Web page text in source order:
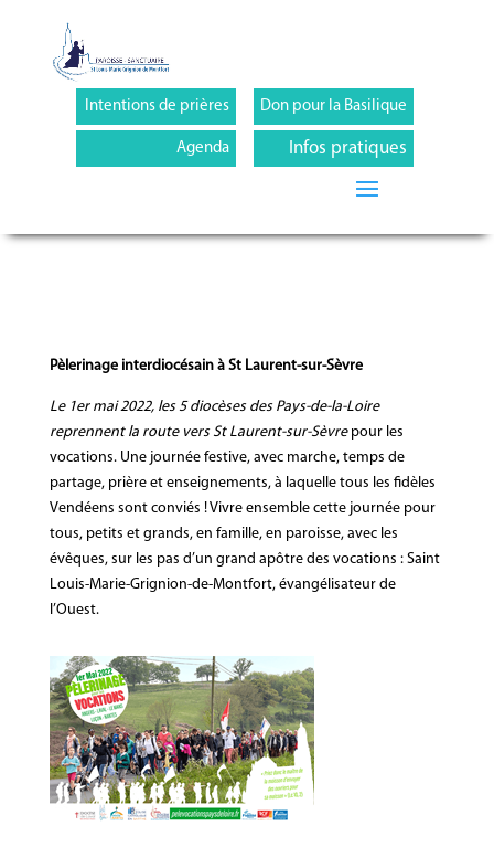
Intentions de prières
Agenda
Don pour la Basilique
Infos pratiques
Pèlerinage interdiocésain à St Laurent-sur-Sèvre
Le 1er mai 2022, les 5 diocèses des Pays-de-la-Loire
reprennent la route vers St Laurent-sur-Sèvre pour les
vocations. Une journée festive, avec marche, temps de
partage, prière et enseignements, à laquelle tous les fidèles
Vendéens sont conviés ! Vivre ensemble cette journée pour
tous, petits et grands, en famille, en paroisse, avec les
évêques, sur les pas d’un grand apôtre des vocations : Saint
Louis-Marie-Grignion-de-Montfort, évangélisateur de
l’Ouest.